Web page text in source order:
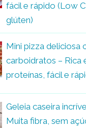
fácil e rápido (Low
glúten)
Mini pizza deliciosa
carboidratos – Rica
proteínas, fácil e
Geleia caseira
Muita fibra, sem